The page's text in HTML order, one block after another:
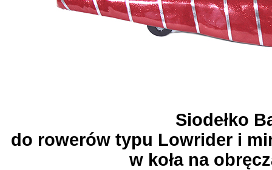
Siodełko
do rowerów typu Lowrider i
w koła na